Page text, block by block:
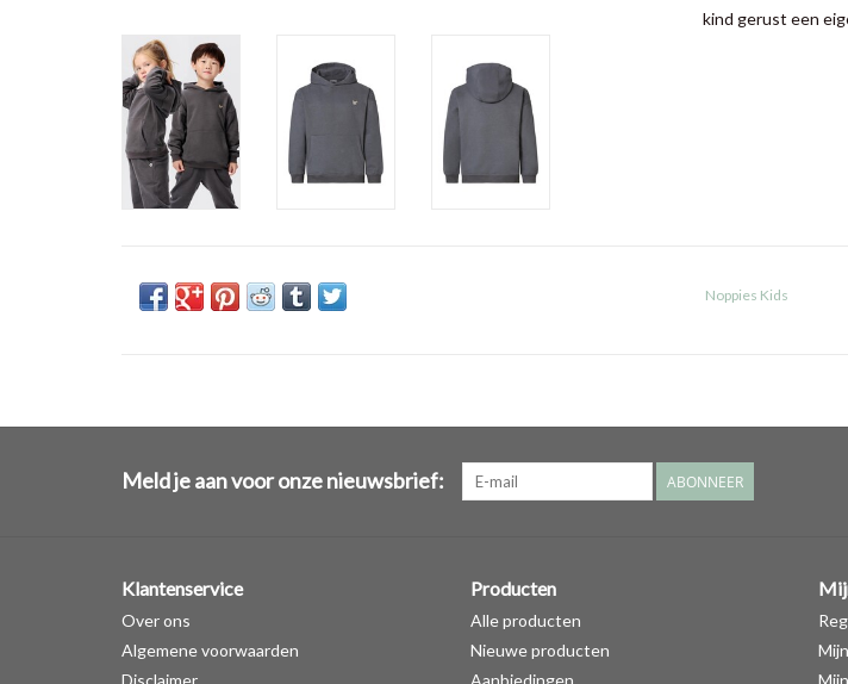
kind gerust een
Noppies Kids
Meld je aan voor onze nieuwsbrief: ABONNEER
Klantenservice
Over ons
Algemene voorwaarden
Disclaimer
Producten
Alle producten
Nieuwe producten
Aanbiedingen